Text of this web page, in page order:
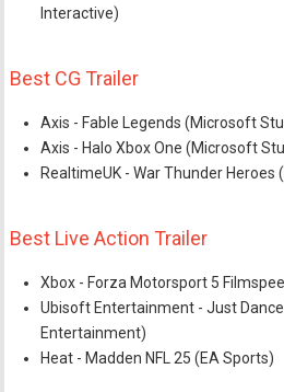
Interactive)
Best CG Trailer
Axis - Fable Legends (Microsoft
Axis - Halo Xbox One (Microsoft
RealtimeUK - War Thunder Heroes
Best Live Action Trailer
Xbox - Forza Motorsport 5
Ubisoft Entertainment - Just
Entertainment)
Heat - Madden NFL 25 (EA Sports)